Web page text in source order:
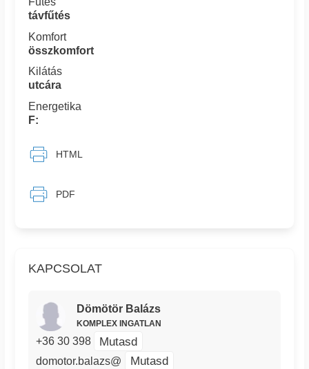
KAPCSOLAT
Dömötör Balázs
KOMPLEX INGATLAN
+36 30 398 Mutasd
domotor.balazs@ Mutasd
távfűtés
Komfort
összkomfort
Kilátás
utcára
Energetika
F:
HTML
PDF